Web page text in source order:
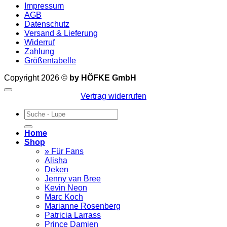
Impressum
AGB
Datenschutz
Versand & Lieferung
Widerruf
Zahlung
Größentabelle
Copyright 2026 © by HÖFKE GmbH
Vertrag widerrufen
Suchen
nach:
Home
Shop
» Für Fans
Alisha
Deken
Jenny van Bree
Kevin Neon
Marc Koch
Marianne Rosenberg
Patricia Larrass
Prince Damien